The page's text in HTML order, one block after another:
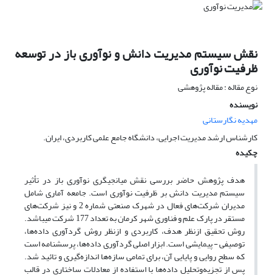
نقش سیستم مدیریت دانش و نوآوری باز در توسعه
ظرفیت نوآوری
نوع مقاله : مقاله پژوهشی
نویسنده
مهدیه نگارستانی
کارشناس ارشد مدیریت اجرایی، دانشگاه جامع علمی کاربردی، ایران.
چکیده
هدف پژوهش حاضر بررسی نقش میانجی­گری نوآوری باز در تأثیر
سیستم مدیریت دانش بر ظرفیت نوآوری است. جامعه آماری شامل
مدیران شرکت‌های فعال در شهرک صنعتی شماره 2 و نیز شرکت‌های
مستقر در پارک علم و فناوری شهر کرمان به تعداد 177 شرکت می­باشد.
روش تحقیق ازنظر هدف، کاربردی و ازنظر روش گردآوری داده‌ها،
توصیفی - پیمایشی است. ابزار اصلی گردآوری داده‌ها، پرسشنامه است
که سطح روایی و پایایی آن، برای تمامی سازه‌ها اندازه‌گیری و تائید شد.
پس از تجزیه‌وتحلیل داده‌ها با استفاده از معادلات ساختاری در قالب